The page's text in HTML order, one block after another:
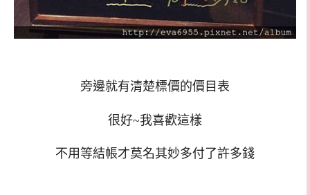
旁邊就有清楚標價的價目表
很好~我喜歡這樣
不用等結帳才莫名其妙多付了許多錢